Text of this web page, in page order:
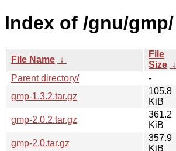
Index of /gnu/gmp/
File Name ↓
File
Size ↓
Parent directory/
-
gmp-1.3.2.tar.gz
105.8
KiB
gmp-2.0.2.tar.gz
361.2
KiB
gmp-2.0.tar.gz
357.9
KiB